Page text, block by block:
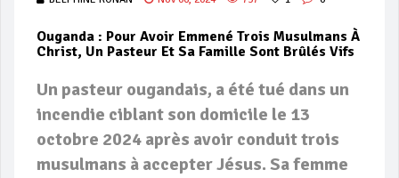
Ouganda : Pour Avoir Emmené Trois Musulmans À
Christ, Un Pasteur Et Sa Famille Sont Brûlés Vifs
Un pasteur ougandais, a été tué dans un
incendie ciblant son domicile le 13
octobre 2024 après avoir conduit trois
musulmans à accepter Jésus. Sa femme